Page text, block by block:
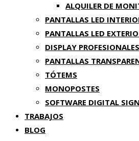
ALQUILER DE
PANTALLAS LED
PANTALLAS LED
DISPLAY PROFESIONALES
PANTALLAS
TÓTEMS
MONOPOSTES
SOFTWARE DIGITAL
TRABAJOS
BLOG